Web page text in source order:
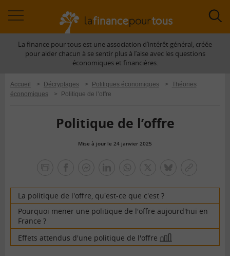
àLa finance pour tous est une association d’intérêt général, créée
pour aider chacun à se sentir plus à l’aise avec les questions
économiques et financières.
Accueil > Décryptages > Politiques économiques > Théories
économiques
> Politique de l’offre
Politique de l’offre
Mise à jour le 24 janvier 2025
tous
La politique de l'offre, qu'est-ce que c'est ?
Pourquoi mener une politique de l'offre aujourd'hui en
France ?
Effets attendus d'une politique de l'offre En